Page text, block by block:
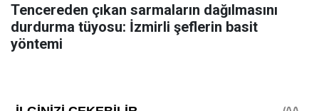
Tencereden çıkan sarmaların dağılmasını
durdurma tüyosu: İzmirli şeflerin basit
yöntemi